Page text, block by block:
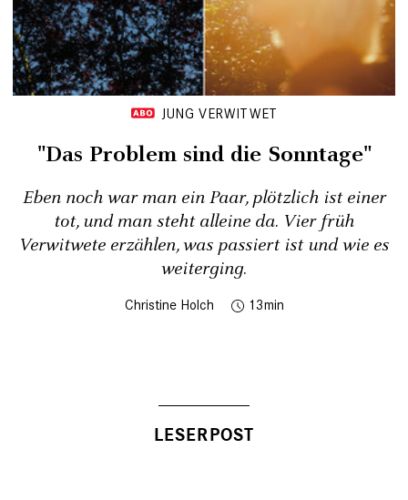
JUNG VERWITWET
"Das Problem sind die Sonntage"
Eben noch war man ein Paar, plötzlich ist einer
tot, und man steht alleine da. Vier früh
Verwitwete erzählen, was passiert ist und wie es
weiter­ging.
Christine Holch 13